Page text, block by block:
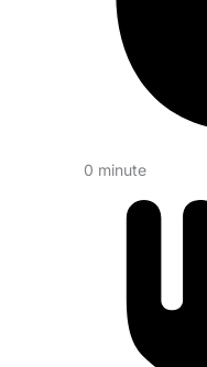
0 minute